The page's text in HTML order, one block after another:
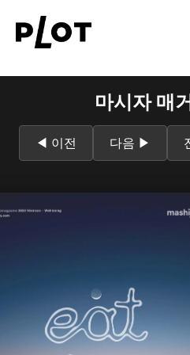
마시자 매
◀ 이전 다음 ▶